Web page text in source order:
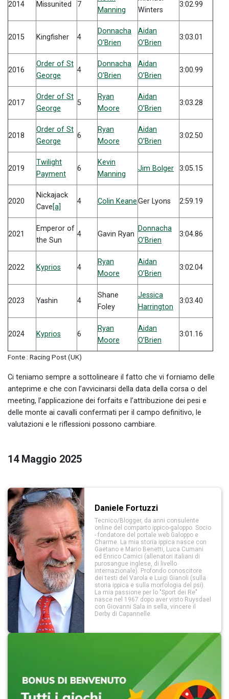
2014 Missunited 7
Manning
Winters
3:02.99
2015 Kingfisher 4
Donnacha
O’Brien
Aidan
O’Brien
3:03.01
2016
Order of St
George
4
Donnacha
O’Brien
Aidan
O’Brien
3:00.99
2017
Order of St
George
5
Ryan
Moore
Aidan
O’Brien
3:03.28
2018
Order of St
George
6
Ryan
Moore
Aidan
O’Brien
3:02.50
2019
Twilight
Payment
6
Kevin
Manning
Jim Bolger 3:05.15
2020
Nickajack
Cave[a]
4 Colin KeaneGer Lyons 2:59.19
2021
Emperor of
the Sun
4 Gavin Ryan
Donnacha
O’Brien
3:04.86
2022 Kyprios 4
Ryan
Moore
Aidan
O’Brien
3:02.04
2023 Yashin 4
Shane
Foley
Jessica
Harrington
3:03.40
2024 Kyprios 6
Ryan
Moore
Aidan
O’Brien
3:01.16
Fonte : Racing Post (UK)
Ci teniamo sempre a sottolineare il fatto che vi forniamo delle
anteprime e che con l’avvicinarsi della data della corsa o del
meeting, l’applicazione dei forfaits e l’attribuzione dei pesi e
delle monte ai cavalli confermati per il campo definitivo, le
valutazioni e le riflessioni possono cambiare.
14 Maggio 2025
Daniele Fortuzzi
Tecnico/Blogger, da anni consulente
online del comparto ippico-galoppo. Socio
- fondatore del portale web Galoppo e
Charme. La mia storia ippica nasce con
Gaetano e Mario Benetti, Luca Cumani
ed Enrico Camici (allenatori italiani di
purosangue inglese, di livello
internazionale). Profondo conoscitore
dei testi del Varola e Luigi Gianoli (sulla
storia ippica e sulla morfologia del psi).
La mia passione per lo "Sport dei Re"
nasce nel 1967 dopo aver visto Ruysdael
con Giovanni Sala in sella, vincere il
Derby di Capannelle.